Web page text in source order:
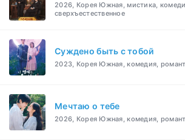
2026, Корея Южная, мистика,
сверхъестественное
Суждено быть с тобой
2023, Корея Южная, комедия,
Мечтаю о тебе
2026, Корея Южная, комедия,